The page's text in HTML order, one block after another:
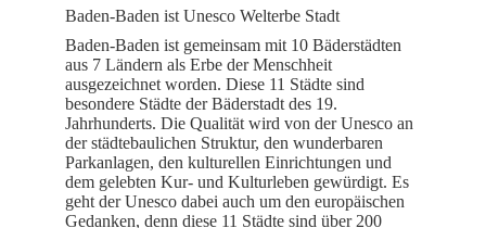
Baden-Baden ist Unesco Welterbe Stadt
Baden-Baden ist gemeinsam mit 10 Bäderstädten
aus 7 Ländern als Erbe der Menschheit
ausgezeichnet worden. Diese 11 Städte sind
besondere Städte der Bäderstadt des 19.
Jahrhunderts. Die Qualität wird von der Unesco an
der städtebaulichen Struktur, den wunderbaren
Parkanlagen, den kulturellen Einrichtungen und
dem gelebten Kur- und Kulturleben gewürdigt. Es
geht der Unesco dabei auch um den europäischen
Gedanken, denn diese 11 Städte sind über 200